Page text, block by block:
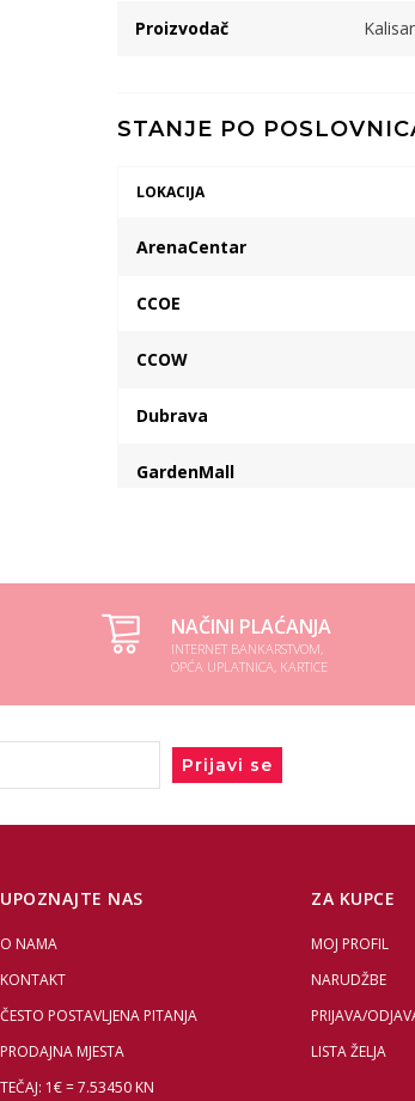
Proizvodač
STANJE PO
LOKACIJA
ArenaCentar
CCOE
CCOW
Dubrava
GardenMall
NAČINI PLAĆANJA
INTERNET BANKARSTVOM,
OPĆA UPLATNICA, KARTICE
Prijavi se
UPOZNAJTE NAS
O NAMA
KONTAKT
ČESTO POSTAVLJENA PITANJA
PRODAJNA MJESTA
TEČAJ: 1€ = 7.53450 KN
ZA KUPCE
MOJ PROFIL
NARUDŽBE
PRIJAVA/
LISTA ŽELJA